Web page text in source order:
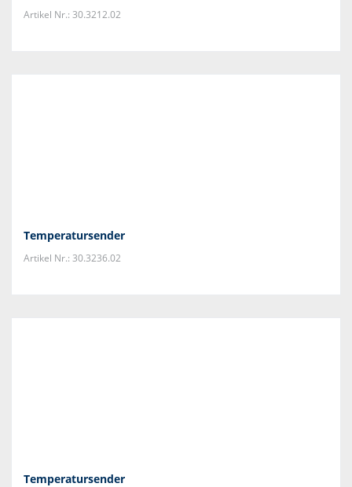
Artikel Nr.: 30.3212.02
Temperatursender
Artikel Nr.: 30.3236.02
Temperatursender